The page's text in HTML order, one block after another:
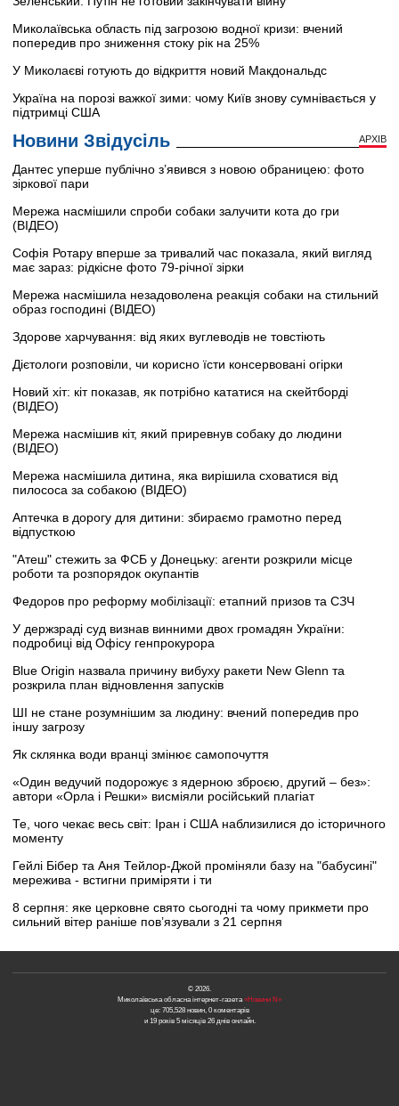
Миколаївська область під загрозою водної кризи: вчений
попередив про зниження стоку рік на 25%
У Миколаєві готують до відкриття новий Макдональдс
Україна на порозі важкої зими: чому Київ знову сумнівається у
підтримці США
Новини Звідусіль АРХІВ
Дантес уперше публічно з’явився з новою обраницею: фото
зіркової пари
Мережа насмішили спроби собаки залучити кота до гри
(ВІДЕО)
Софія Ротару вперше за тривалий час показала, який вигляд
має зараз: рідкісне фото 79-річної зірки
Мережа насмішила незадоволена реакція собаки на стильний
образ господині (ВІДЕО)
Здорове харчування: від яких вуглеводів не товстіють
Дієтологи розповіли, чи корисно їсти консервовані огірки
Новий хіт: кіт показав, як потрібно кататися на скейтборді
(ВІДЕО)
Мережа насмішив кіт, який приревнув собаку до людини
(ВІДЕО)
Мережа насмішила дитина, яка вирішила сховатися від
пилососа за собакою (ВІДЕО)
Аптечка в дорогу для дитини: збираємо грамотно перед
відпусткою
"Атеш" стежить за ФСБ у Донецьку: агенти розкрили місце
роботи та розпорядок окупантів
Федоров про реформу мобілізації: етапний призов та СЗЧ
У держзраді суд визнав винними двох громадян України:
подробиці від Офісу генпрокурора
Blue Origin назвала причину вибуху ракети New Glenn та
розкрила план відновлення запусків
ШІ не стане розумнішим за людину: вчений попередив про
іншу загрозу
Як склянка води вранці змінює самопочуття
«Один ведучий подорожує з ядерною зброєю, другий – без»:
автори «Орла і Решки» висміяли російський плагіат
Те, чого чекає весь світ: Іран і США наблизилися до історичного
моменту
Гейлі Бібер та Аня Тейлор-Джой проміняли базу на "бабусині"
мережива - встигни приміряти і ти
8 серпня: яке церковне свято сьогодні та чому прикмети про
сильний вітер раніше пов’язували з 21 серпня
© 2026.
Миколаївська обласна інтернет-газета«Новини N»
це: 705,528 новин, 0 коментарів
и 19 років 5 місяців 26 днів онлайн.